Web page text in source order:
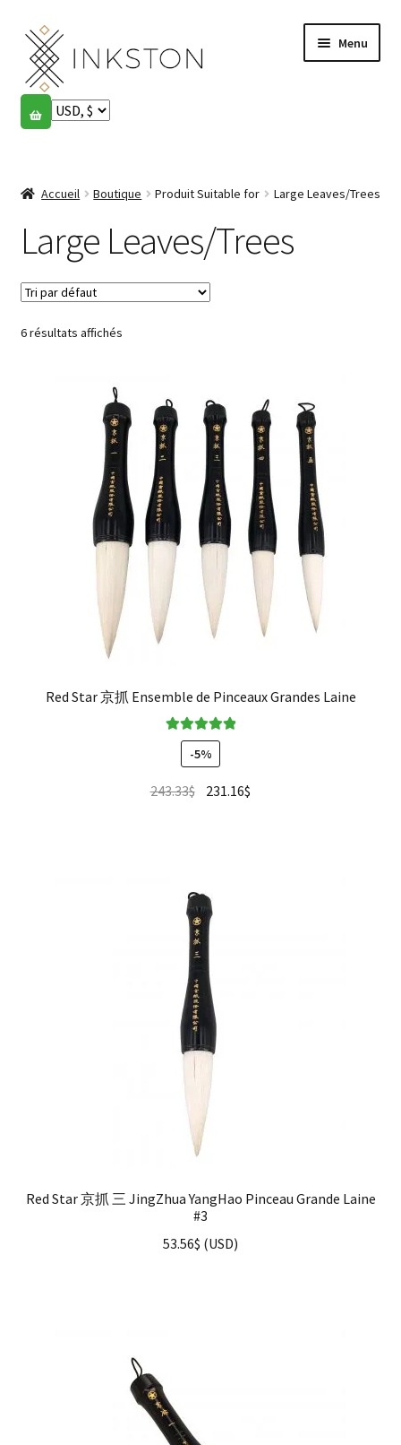
Aller
la
navigation
Aller
au
contenu
Menu
Boutique
menu
English
Español
Français
Communauté
Questions fréquentes
Accueil Boutique Produit Suitable for Large Leaves/Trees
Large Leaves/Trees
6 résultats affichés
Red Star 京抓 Ensemble de Pinceaux Grandes Laine
Note5.00sur
5
-5%
243.33$ 231.16$
Red Star 京抓 三 JingZhua YangHao Pinceau Grande Laine
#3
53.56$ (USD)